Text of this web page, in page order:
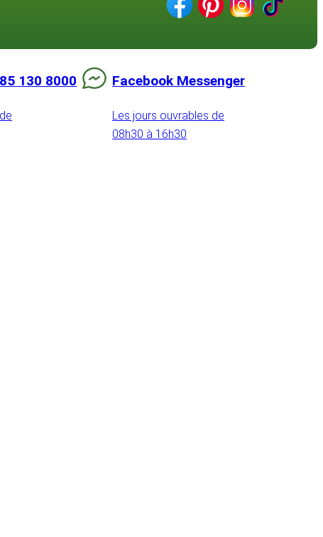
130 8000 Facebook Messenger
Les jours ouvrables de
08h30 à 16h30